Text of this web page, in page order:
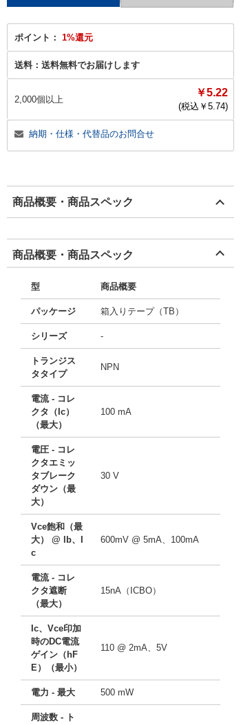
ポイント： 1%還元
送料： 送料無料でお届けします
2,000個以上
￥5.22
(税込￥ 5.74)
納期・仕様・代替品のお問合せ
商品概要・商品スペック
商品概要・商品スペック
型 商品概要
パッケージ 箱入りテープ（TB）
シリーズ -
トランジス
タタイプ
NPN
電流 - コレ
クタ（Ic）
（最大）
100 mA
電圧 - コレ
クタエミッ
タブレーク
ダウン（最
大）
30 V
Vce飽和（最
大） @ lb、I
c
600mV @ 5mA、100mA
電流 - コレ
クタ遮断
（最大）
15nA（ICBO）
Ic、Vce印加
時のDC電流
ゲイン（hF
E）（最小）
110 @ 2mA、5V
電力 - 最大 500 mW
周波数 - ト